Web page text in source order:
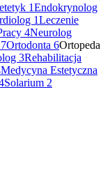
1Endokrynolog
1Leczenie
4Neurolog
7Ortodonta 6Ortopeda
3Rehabilitacja
Medycyna Estetyczna
Solarium 2